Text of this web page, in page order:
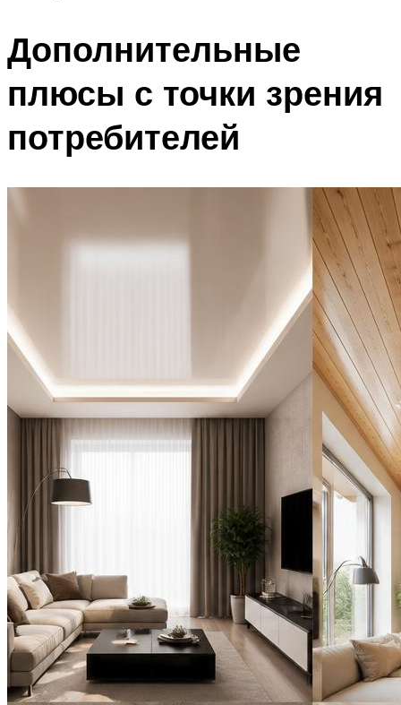
Дополнительные
плюсы с точки зрения
потребителей